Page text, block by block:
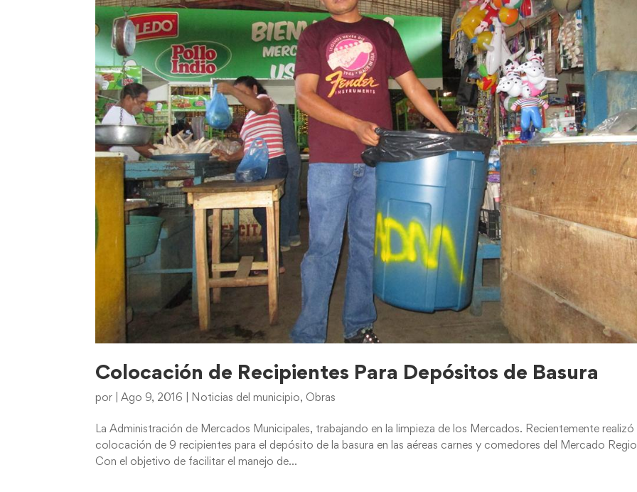
Colocación de Recipientes Para Depósitos de Basura
por |Ago 9, 2016 Noticias del municipio, Obras
La Administración de Mercados Municipales, trabajando en la limpieza de los Mercados. Recientemente realizó
colocación de 9 recipientes para el depósito de la basura en las aéreas carnes y comedores del Mercado
Con el objetivo de facilitar el manejo de...